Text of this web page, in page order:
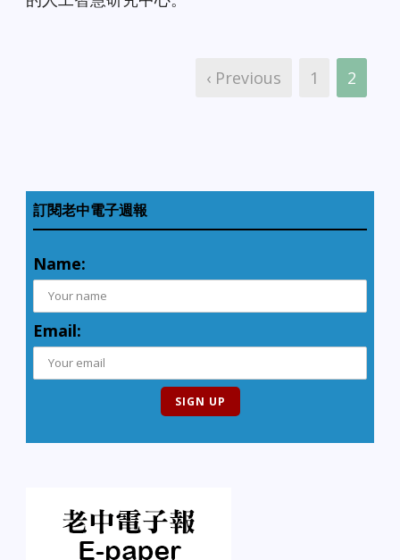
‹ Previous 1 2
訂閱老中電子週報
Name:
Email: